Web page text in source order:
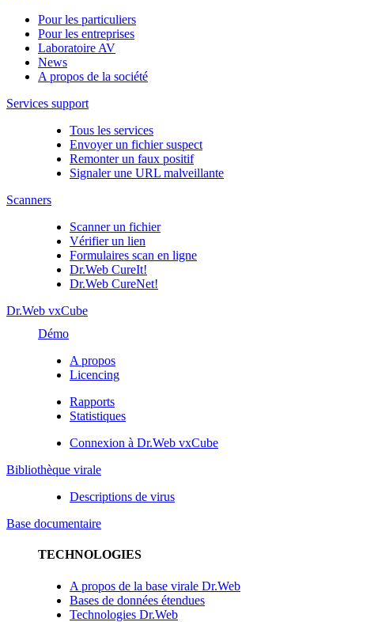
Pour les particuliers
Pour les entreprises
Laboratoire AV
News
A propos de la société
Services support
Tous les services
Envoyer un fichier suspect
Remonter un faux positif
Signaler une URL malveillante
Scanners
Scanner un fichier
Vérifier un lien
Formulaires scan en ligne
Dr.Web CureIt!
Dr.Web CureNet!
Dr.Web vxCube
Démo
A propos
Licencing
Rapports
Statistiques
Connexion à Dr.Web vxCube
Bibliothèque virale
Descriptions de virus
Base documentaire
TECHNOLOGIES
A propos de la base virale Dr.Web
Bases de données étendues
Technologies Dr.Web